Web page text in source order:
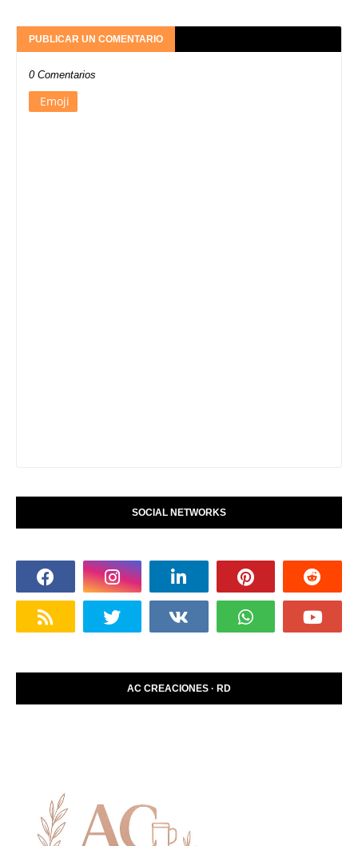
PUBLICAR UN COMENTARIO
0 Comentarios
Emoji
SOCIAL NETWORKS
AC CREACIONES · RD